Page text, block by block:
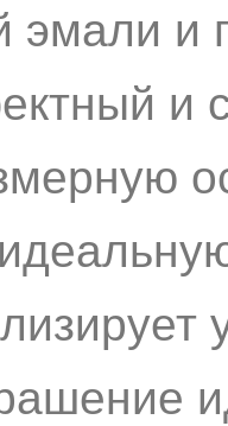
эмали и
и